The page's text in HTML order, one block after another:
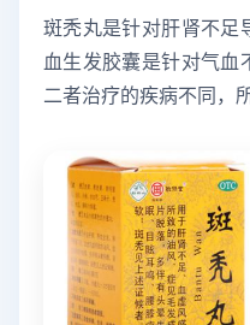
斑秃丸是针对肝肾不足
血生发胶囊是针对气血
二者治疗的疾病不同，